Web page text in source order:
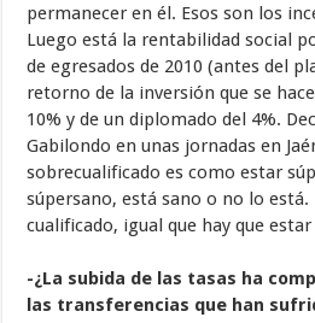
permanecer en él. Esos son los
Luego está la rentabilidad social
de egresados de 2010 (antes del
retorno de la inversión que se
10% y de un diplomado del 4%.
Gabilondo en unas jornadas en
sobrecualificado es como estar
súpersano, está sano o no lo está.
cualificado, igual que hay que estar
-¿La subida de las tasas ha
las transferencias que han